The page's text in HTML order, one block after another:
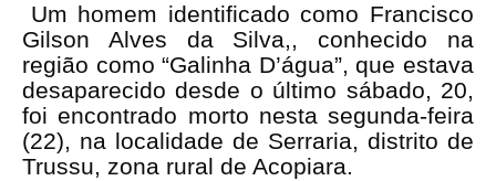
Um homem identificado como Francisco
Gilson Alves da Silva,, conhecido na
região como “Galinha D’água”, que estava
desaparecido desde o último sábado, 20,
foi encontrado morto nesta segunda-feira
(22), na localidade de Serraria, distrito de
Trussu, zona rural de Acopiara.